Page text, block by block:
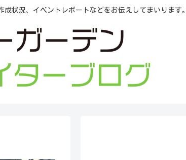
状況、イベントレポートなどをお伝えしてまいります。